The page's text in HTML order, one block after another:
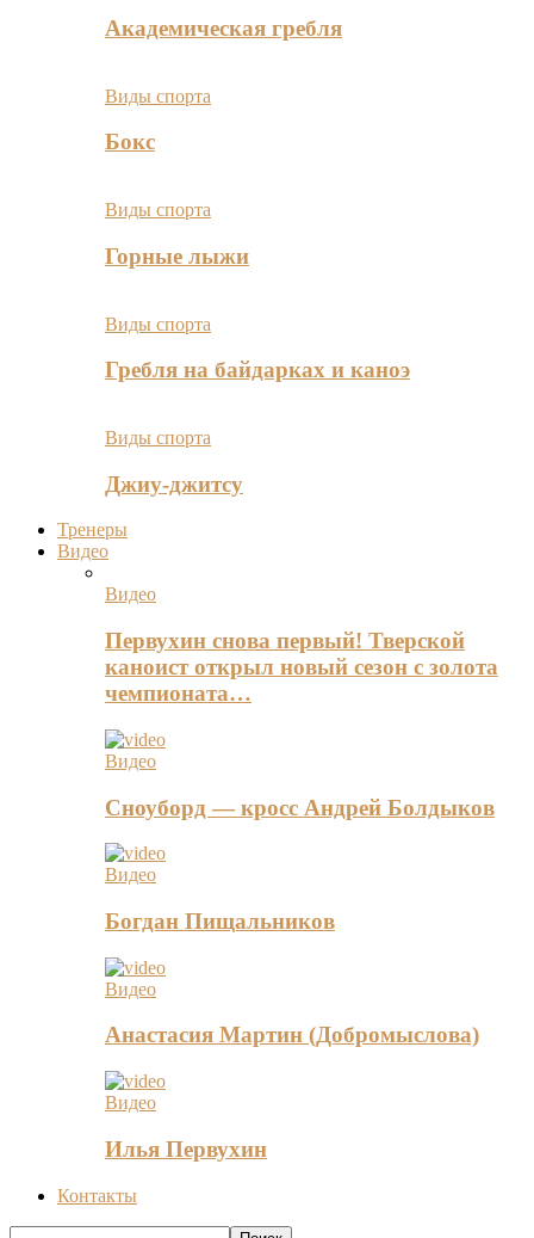
Академическая гребля
Виды спорта
Бокс
Виды спорта
Горные лыжи
Виды спорта
Гребля на байдарках и каноэ
Виды спорта
Джиу-джитсу
Тренеры
Видео
Видео
Первухин снова первый! Тверской
каноист открыл новый сезон с золота
чемпионата…
Видео
Сноуборд — кросс Андрей Болдыков
Видео
Богдан Пищальников
Видео
Анастасия Мартин (Добромыслова)
Видео
Илья Первухин
Контакты